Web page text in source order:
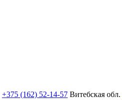
+375 (162) 52-14-57 Витебская обл.